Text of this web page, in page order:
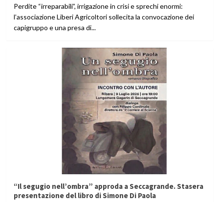
Perdite “irreparabili”, irrigazione in crisi e sprechi enormi:
l’associazione Liberi Agricoltori sollecita la convocazione dei
capigruppo e una presa di...
“Il segugio nell’ombra” approda a Seccagrande. Stasera
presentazione del libro di Simone Di Paola